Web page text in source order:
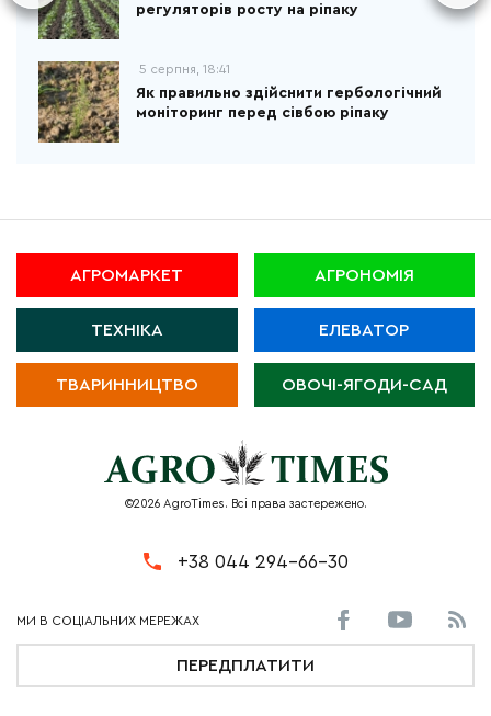
регуляторів росту на ріпаку
5 серпня, 18:41
Як правильно здійснити гербологічний
моніторинг перед сівбою ріпаку
АГРОМАРКЕТ АГРОНОМІЯ
ТЕХНІКА ЕЛЕВАТОР
ТВАРИННИЦТВО ОВОЧІ-ЯГОДИ-САД
©2026 AgroTimes. Всі права застережено.
+38 044 294-66-30
ПЕРЕДПЛАТИТИ